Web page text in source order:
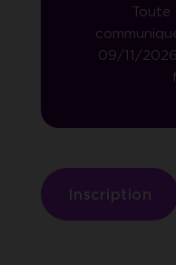
Toute
09/11/
Inscription